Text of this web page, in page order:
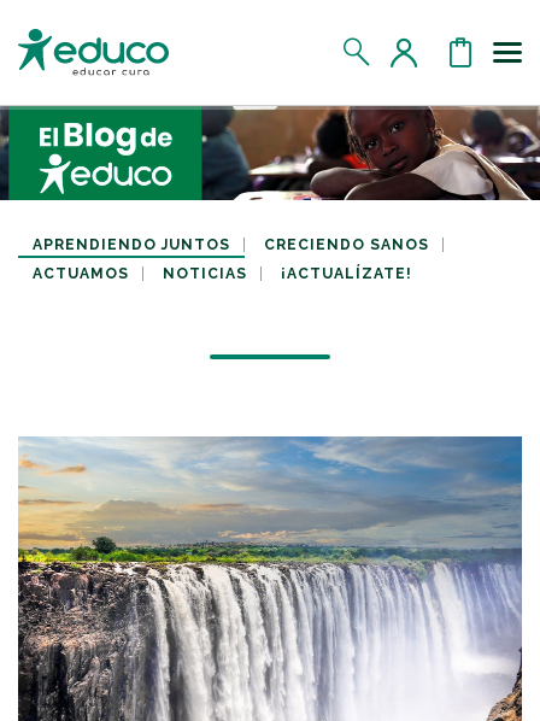
MIS DATOS
MIS APADRINADOS
MIS RETOS SOLIDARIOS
CERRAR SESIÓN
APRENDIENDO JUNTOS
CRECIENDO SANOS
ACTUAMOS
NOTICIAS ¡ACTUALÍZATE!